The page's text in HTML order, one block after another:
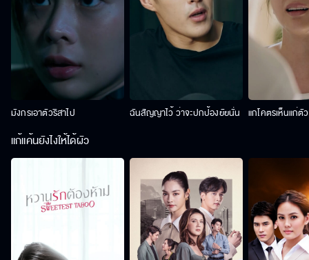
มังกรเอาตัวริสาไป ฉันสัญญาไว้ ว่าจะปกป้องยัยนั่น แกโคตรเห็นแก่ตั
แก้แค้นยังไงให้ได้ผัว